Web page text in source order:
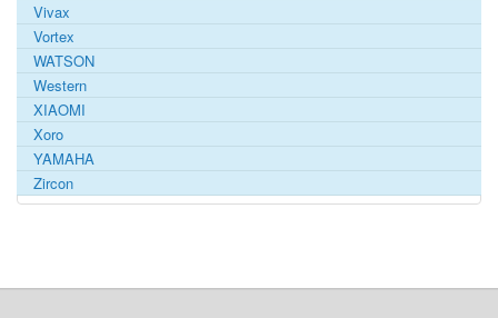
Vivax
Vortex
WATSON
Western
XIAOMI
Xoro
YAMAHA
Zircon